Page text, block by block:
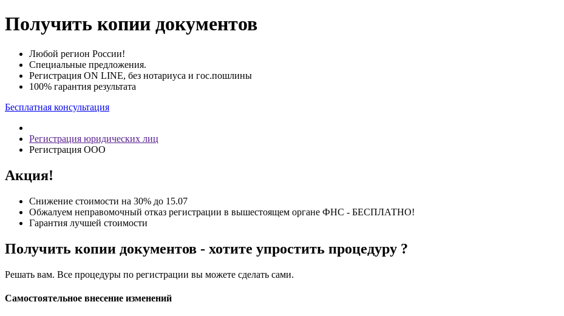
Получить копии документов
Любой регион России!
Специальные предложения.
Регистрация ON LINE, без нотариуса и гос.пошлины
100% гарантия результата
Бесплатная консультация
Регистрация юридических лиц
Регистрация ООО
Акция!
Снижение стоимости на 30% до 15.07
Обжалуем неправомочный отказ регистрации в вышестоящем органе ФНС - БЕСПЛАТНО!
Гарантия лучшей стоимости
Получить копии документов - хотите упростить процедуру ?
Решать вам. Все процедуры по регистрации вы можете сделать сами.
Самостоятельное внесение изменений